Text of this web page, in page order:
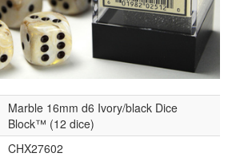
Marble 16mm d6 Ivory/black Dice
Block™ (12 dice)
CHX27602